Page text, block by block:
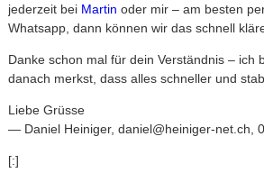
jederzeit bei Martin oder mir – am besten
Whatsapp, dann können wir das schnell
Danke schon mal für dein Verständnis – ich
danach merkst, dass alles schneller und
Liebe Grüsse
— Daniel Heiniger, daniel@heiniger-net.ch,
[:]